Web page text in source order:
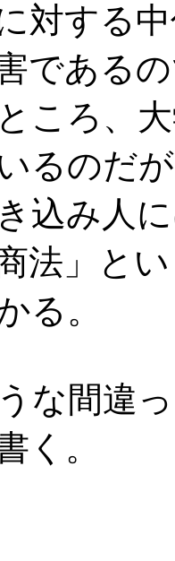
対する
である
ころ、
るのだ
込み人
法」と
る。
な間違
く。